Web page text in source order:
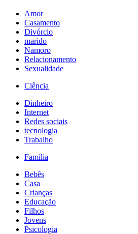
Amor
Casamento
Divórcio
marido
Namoro
Relacionamento
Sexualidade
Ciência
Dinheiro
Internet
Redes sociais
tecnologia
Trabalho
Família
Bebês
Casa
Crianças
Educação
Filhos
Jovens
Psicologia